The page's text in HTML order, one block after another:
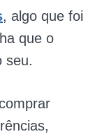
, algo que foi
que o
seu.